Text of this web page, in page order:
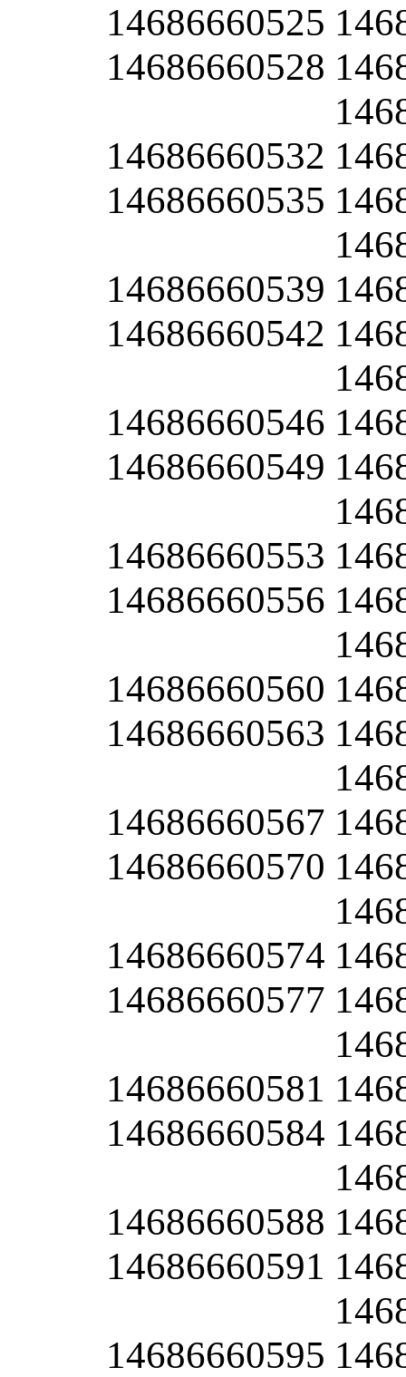
14686660525
14686660528
14686660532
14686660535
14686660539
14686660542
14686660546
14686660549
14686660553
14686660556
14686660560
14686660563
14686660567
14686660570
14686660574
14686660577
14686660581
14686660584
14686660588
14686660591
14686660595